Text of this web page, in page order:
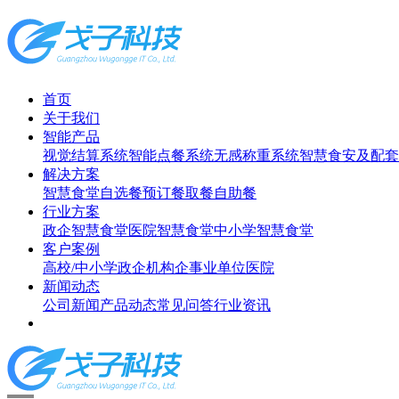
首页
关于我们
智能产品
视觉结算系统智能点餐系统无感称重系统智慧食安及配
解决方案
智慧食堂自选餐预订餐取餐自助餐
行业方案
政企智慧食堂医院智慧食堂中小学智慧食堂
客户案例
高校/中小学政企机构企事业单位医院
新闻动态
公司新闻产品动态常见问答行业资讯